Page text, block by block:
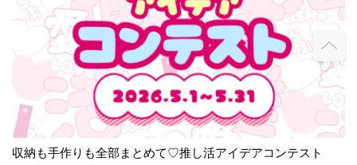
収納も手作りも全部まとめて♡推し活アイデアコンテスト